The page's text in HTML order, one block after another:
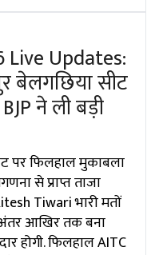
Live Updates:
बेलगछिया सीट
ने ली बड़ी
पर फिलहाल मुकाबला
से प्राप्त ताजा
Tiwari भारी मतों
आखिर तक बना
होगी. फिलहाल AITC